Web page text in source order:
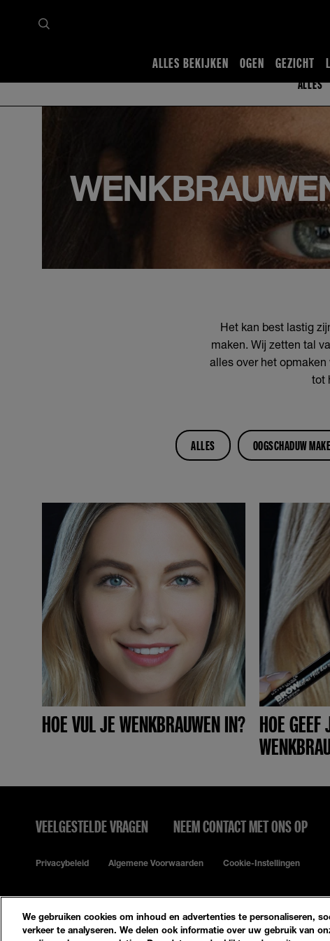
ALLES BEKIJKEN OGEN GEZICHT
ALLES
Het kan best lastig
maken. Wij zetten tal
alles over het
tot
ALLES OOGSCHADUW
HOE VUL JE WENKBRAUWEN IN? HOE GEEF
VEELGESTELDE VRAGEN NEEM CONTACT MET ONS OP
Privacybeleid Algemene Voorwaarden Cookie-Instellingen
We gebruiken cookies om inhoud en advertenties te personaliseren,
verkeer te analyseren. We delen ook informatie over uw gebruik van